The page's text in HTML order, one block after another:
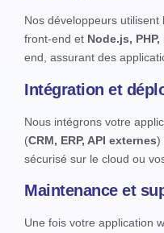
Nos développeurs utilisent
front-end et Node.js,
end, assurant des
Intégration et
Nous intégrons votre
(CRM, ERP, API externes)
sécurisé sur le cloud ou
Maintenance et
Une fois votre application